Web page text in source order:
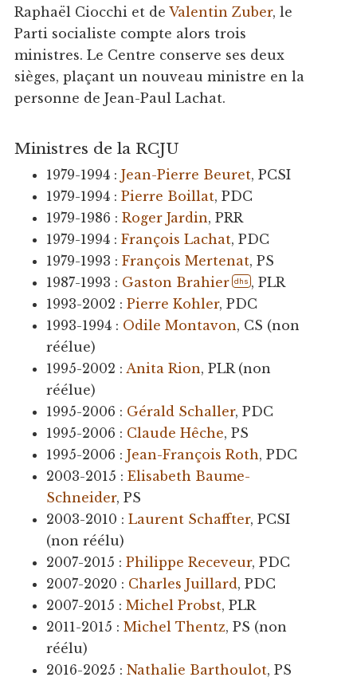
Raphaël Ciocchi et de Valentin Zuber, le
Parti socialiste compte alors trois
ministres. Le Centre conserve ses deux
sièges, plaçant un nouveau ministre en la
personne de Jean-Paul Lachat.
Ministres de la RCJU
1979-1994 : Jean-Pierre Beuret, PCSI
1979-1994 : Pierre Boillat, PDC
1979-1986 : Roger Jardin, PRR
1979-1994 : François Lachat, PDC
1979-1993 : François Mertenat, PS
1987-1993 : Gaston Brahier dhs , PLR
1993-2002 : Pierre Kohler, PDC
1993-1994 : Odile Montavon, CS (non
réélue)
1995-2002 : Anita Rion, PLR (non
réélue)
1995-2006 : Gérald Schaller, PDC
1995-2006 : Claude Hêche, PS
1995-2006 : Jean-François Roth, PDC
2003-2015 : Elisabeth Baume-
Schneider, PS
2003-2010 : Laurent Schaffter, PCSI
(non réélu)
2007-2015 : Philippe Receveur, PDC
2007-2020 : Charles Juillard, PDC
2007-2015 : Michel Probst, PLR
2011-2015 : Michel Thentz, PS (non
réélu)
2016-2025 : Nathalie Barthoulot, PS